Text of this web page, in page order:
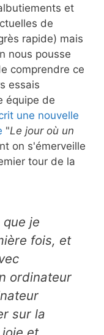
et
de
rapide) mais
nous pousse
comprendre ce
essais
équipe de
une nouvelle
"Le jour où un
on s'émerveille
tour de la
je
fois, et
ordinateur
sur la